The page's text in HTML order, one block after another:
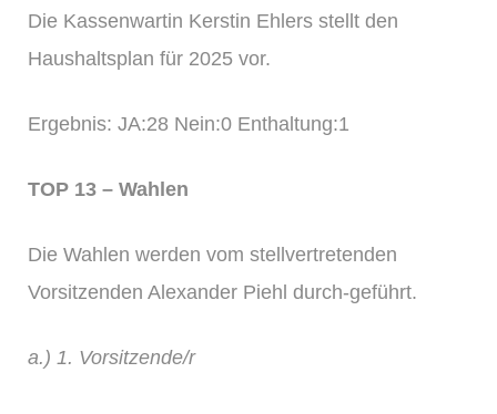
Die Kassenwartin Kerstin Ehlers stellt den
Haushaltsplan für 2025 vor.
Ergebnis: JA:28 Nein:0 Enthaltung:1
TOP 13 – Wahlen
Die Wahlen werden vom stellvertretenden
Vorsitzenden Alexander Piehl durch-geführt.
a.) 1. Vorsitzende/r